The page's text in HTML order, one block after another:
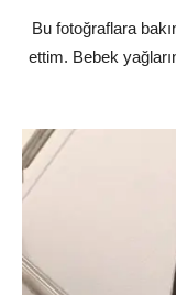
Bu fotoğraflara
ettim. Bebek